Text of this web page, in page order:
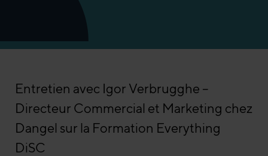
Entretien avec Igor Verbrugghe –
Directeur Commercial et Marketing chez
Dangel sur la Formation Everything
DiSC